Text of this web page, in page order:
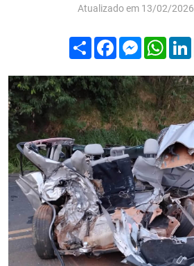
Atualizado em 13/02/
Compartilhar
FacebookMessenger